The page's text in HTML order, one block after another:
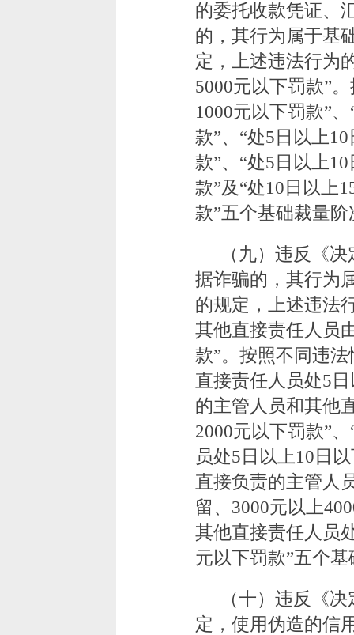
的委托收款凭证、
的，其行为属于基
定，上述违法行为
5000元以下罚款”
1000元以下罚款”
款”、“处5日以上
款”、“处5日以上
款”及“处10日以上
款”五个基础裁量阶
（九）违反《
据诈骗的，其行为
的规定，上述违法
其他直接责任人员
款”。按照不同违
直接责任人员处5
的主管人员和其他
2000元以下罚款”
员处5日以上10日
直接负责的主管人
留、3000元以上
其他直接责任人员
元以下罚款”五个
（十）违反《
定，使用伪造的信